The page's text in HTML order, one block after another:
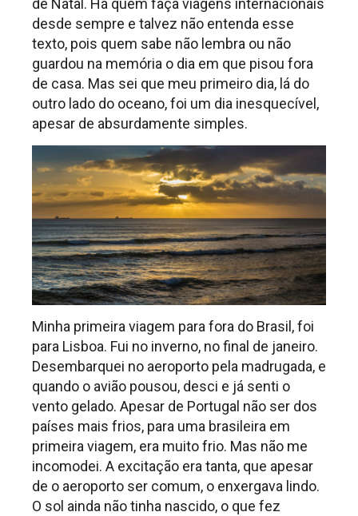
de Natal. Há quem faça viagens internacionais
desde sempre e talvez não entenda esse
texto, pois quem sabe não lembra ou não
guardou na memória o dia em que pisou fora
de casa. Mas sei que meu primeiro dia, lá do
outro lado do oceano, foi um dia inesquecível,
apesar de absurdamente simples.
Minha primeira viagem para fora do Brasil, foi
para Lisboa. Fui no inverno, no final de janeiro.
Desembarquei no aeroporto pela madrugada, e
quando o avião pousou, desci e já senti o
vento gelado. Apesar de Portugal não ser dos
países mais frios, para uma brasileira em
primeira viagem, era muito frio. Mas não me
incomodei. A excitação era tanta, que apesar
de o aeroporto ser comum, o enxergava lindo.
O sol ainda não tinha nascido, o que fez